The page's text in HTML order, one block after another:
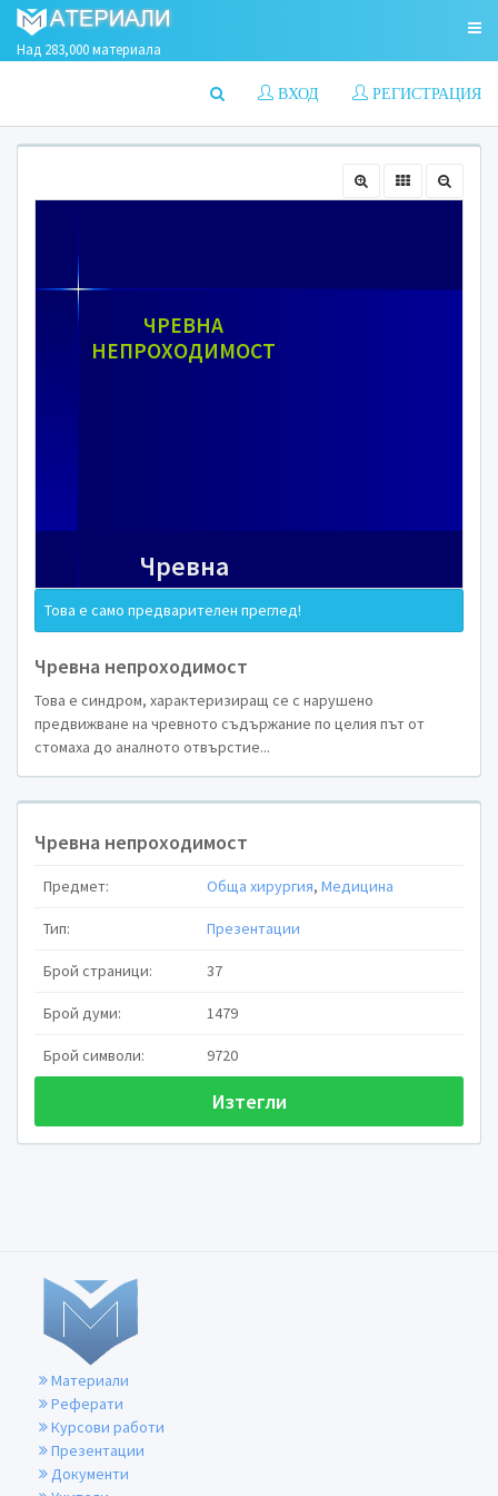
Над 283,000 материала
РЕГИСТРАЦИЯ
ВХОД
ЧРЕВНА
Чревна
Това е само предварителен преглед!
Чревна непроходимост
Това е синдром, характеризиращ се с нарушено
предвижване на чревното съдържание по целия път от
стомаха до аналното отвърстие...
Чревна непроходимост
Предмет: Обща хирургия, Медицина
Тип: Презентации
Брой страници: 37
Брой думи: 1479
Брой символи: 9720
Изтегли
Материали
Реферати
Курсови работи
Презентации
Документи